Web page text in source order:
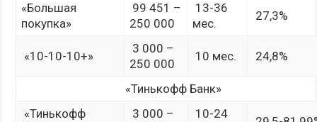
«Большая
покупка»
99 451 –
250 000
13-36
мес.
27,3%
«10-10-10+»
3 000 –
250 000
10 мес. 24,8%
«Тинькофф Банк»
«Тинькофф
3 000 –
10-24